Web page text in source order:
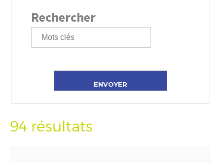
Rechercher
94 résultats